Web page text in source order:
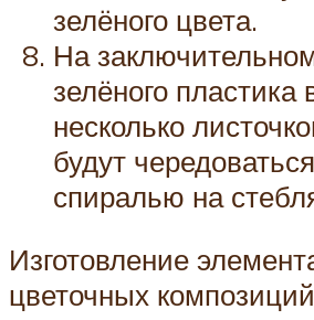
зелёного цвета.
На
зелёного пластика
несколько
будут
спиралью на
Изготовление
цветочных